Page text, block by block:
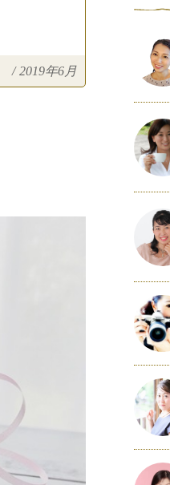
/ 2019年6月